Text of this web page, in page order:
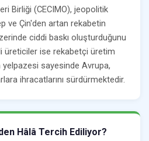
Birliği (CECIMO), jeopolitik
ve Çin'den artan rekabetin
ciddi baskı oluşturduğunu
üreticiler ise rekabetçi üretim
sayesinde Avrupa,
ihracatlarını sürdürmektedir.
Hâlâ Tercih Ediliyor?